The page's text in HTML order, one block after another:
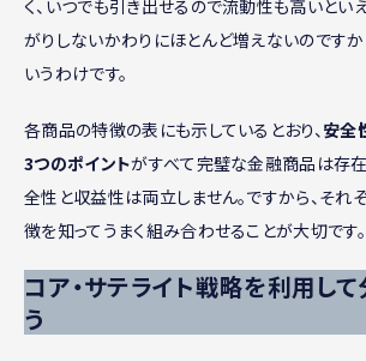
く、いつでも引き出せるので流動性も高いとい
がりしないかわりにほとんど増えないのですか
いうわけです。
各商品の特徴の表にも示しているとおり、 安全
3つのポイントがすべて完璧な金融商品は存在
全性と収益性は両立しません。ですから、そ
徴を知ってうまく組み合わせることが大切です。
コア・サテライト戦略を利用し
う